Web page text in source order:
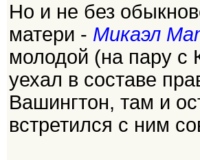
Но и не без
матери - Микаэл
молодой (на пару с
уехал в составе
Вашингтон, там и
встретился с ним